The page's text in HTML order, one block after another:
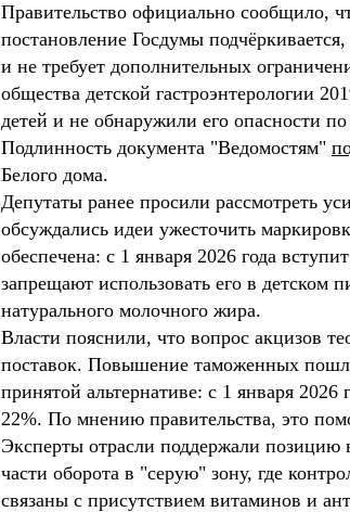
Правительство официально сообщило,
постановление Госдумы
и не требует дополнительных
общества детской гастроэнтерологии
детей и не обнаружили его опасности
Подлинность документа "Ведомостям"
Белого дома.
Депутаты ранее просили рассмотреть
обсуждались идеи ужесточить
обеспечена: с 1 января 2026 года
запрещают использовать его в детском
натурального молочного жира.
Власти пояснили, что вопрос акцизов
поставок. Повышение таможенных
принятой альтернативе: с 1 января
22%. По мнению правительства, это
Эксперты отрасли поддержали
части оборота в "серую" зону, где
связаны с присутствием витаминов и